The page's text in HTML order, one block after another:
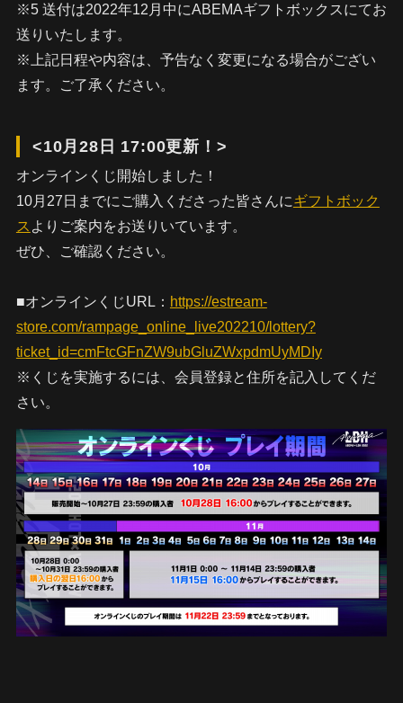
※5 送付は2022年12月中にABEMAギフトボックスにてお
送りいたします。
※上記日程や内容は、予告なく変更になる場合がござい
ます。ご了承ください。
<10月28日 17:00更新！>
オンラインくじ開始しました！
10月27日までにご購入くださった皆さんにギフトボック
ス よりご案内をお送りいています。
ぜひ、ご確認ください。
■オンラインくじURL： https://estream-
store.com/rampage_online_live202210/lottery?
ticket_id=cmFtcGFnZW9ubGluZWxpdmUyMDIy
※くじを実施するには、会員登録と住所を記入してくだ
さい。